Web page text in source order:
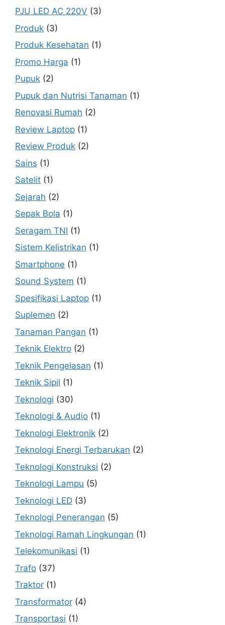
PJU LED AC 220V (3)
Produk (3)
Produk Kesehatan (1)
Promo Harga (1)
Pupuk (2)
Pupuk dan Nutrisi Tanaman (1)
Renovasi Rumah (2)
Review Laptop (1)
Review Produk (2)
Sains (1)
Satelit (1)
Sejarah (2)
Sepak Bola (1)
Seragam TNI (1)
Sistem Kelistrikan (1)
Smartphone (1)
Sound System (1)
Spesifikasi Laptop (1)
Suplemen (2)
Tanaman Pangan (1)
Teknik Elektro (2)
Teknik Pengelasan (1)
Teknik Sipil (1)
Teknologi (30)
Teknologi & Audio (1)
Teknologi Elektronik (2)
Teknologi Energi Terbarukan (2)
Teknologi Konstruksi (2)
Teknologi Lampu (5)
Teknologi LED (3)
Teknologi Penerangan (5)
Teknologi Ramah Lingkungan (1)
Telekomunikasi (1)
Trafo (37)
Traktor (1)
Transformator (4)
Transportasi (1)